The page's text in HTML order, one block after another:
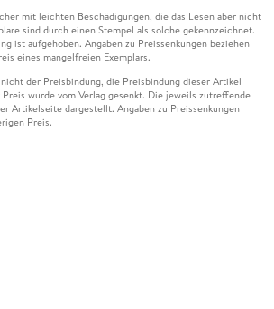
mit leichten Beschädigungen, die das Lesen aber nicht
sind durch einen Stempel als solche gekennzeichnet.
ist aufgehoben. Angaben zu Preissenkungen beziehen
eines mangelfreien Exemplars.
der Preisbindung, die Preisbindung dieser Artikel
wurde vom Verlag gesenkt. Die jeweils zutreffende
Artikelseite dargestellt. Angaben zu Preissenkungen
Preis.